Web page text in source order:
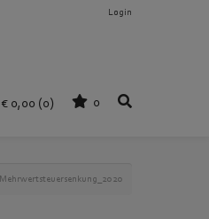
Login
€ 0,00 (0) 0
Mehrwertsteuersenkung_2020